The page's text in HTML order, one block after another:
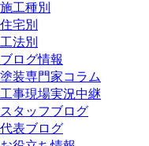
施工種別
住宅別
工法別
ブログ情報
塗装専門家コラム
工事現場実況中継
スタッフブログ
代表ブログ